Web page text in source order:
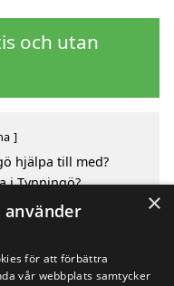
och utan
hjälpa till med?
i Tynningö?
i Tynningö
de omgivande
×
använder
för att förbättra
vår webbplats samtycker